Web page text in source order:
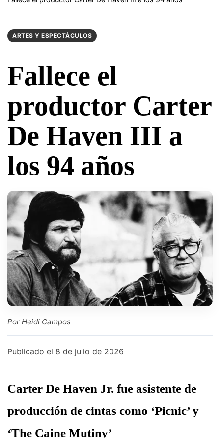
ARTES Y ESPECTÁCULOS
Fallece el
productor Carter
De Haven III a
los 94 años
Por Heidi Campos
Publicado el 8 de julio de 2026
Carter De Haven Jr. fue asistente de
producción de cintas como ‘Picnic’ y
‘The Caine Mutiny’